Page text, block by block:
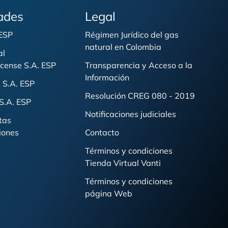
S.A. ESP
ESP
ESP
Legal
Régimen Jurídico del gas
natural en Colombia
Transparencia y Acceso a la
Información
Resolución CREG 080 - 2019
Notificaciones judiciales
Contacto
Términos y condiciones
Tienda Virtual Vanti
Términos y condiciones
página Web